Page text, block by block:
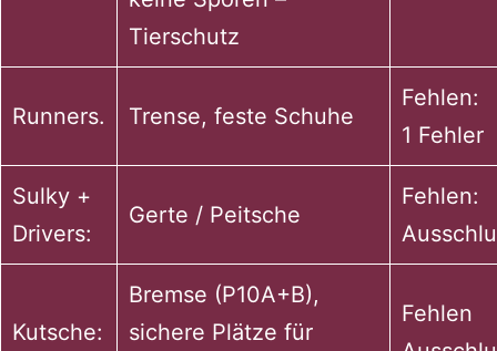
Tierschutz
Runners. Trense, feste Schuhe
1 Fehler
Sulky +
Drivers:
Gerte / Peitsche
Fehlen:
Kutsche:
Bremse (P10A+B),
sichere Plätze für
Fehlen